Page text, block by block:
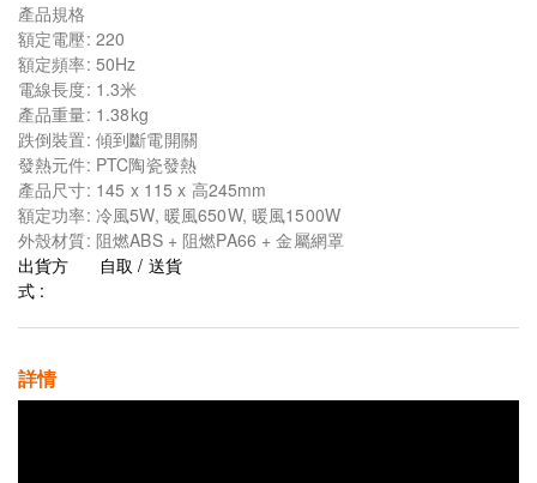
產品規格
額定電壓: 220
額定頻率: 50Hz
電線長度: 1.3米
產品重量: 1.38kg
跌倒裝置: 傾到斷電開關
發熱元件: PTC陶瓷發熱
產品尺寸: 145 x 115 x 高245mm
額定功率: 冷風5W, 暖風650W, 暖風1500W
外殼材質: 阻燃ABS + 阻燃PA66 + 金屬網罩
出貨方
式 :
自取 / 送貨
詳情